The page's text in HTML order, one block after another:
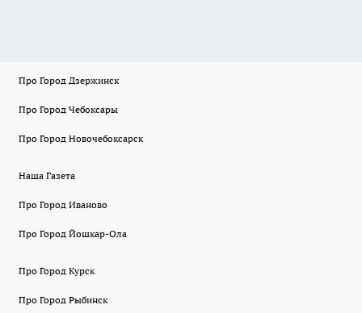
Про Город Дзержинск
Про Город Чебоксары
Про Город Новочебоксарск
Наша Газета
Про Город Иваново
Про Город Йошкар-Ола
Про Город Курск
Про Город Рыбинск